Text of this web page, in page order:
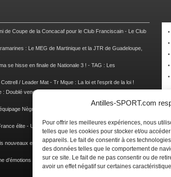
Antilles-SPORT.com
Pour offrir les meilleures expériences, nous
telles que les cookies pour stocker et/ou
appareils. Le fait de consentir à ces
des données telles que le comportement de
sur ce site. Le fait de ne pas consentir ou de
avoir un effet négatif sur certaines
de Coupe de la Concacaf pour le Club Franciscain - Le Club
: Le MEG de Martinique et la JTR de Guadeloupe,
se hisse en finale de Nationale 3 ! - TAG : Les
/ Leader Mat - Tr Mque : La loi et l’esprit de la loi !
: Doublé vendéen sur l’étape des Mamelles
Nègre – Gérard remporte le 9e rallye du Pays Marie-
élite - Un semi marathon sous le signe de la chaleur et
nouveaux et un habitué au palmarès du Trail des Trésors-
d’émotions ! Images de la Woulib 113 X-Trem